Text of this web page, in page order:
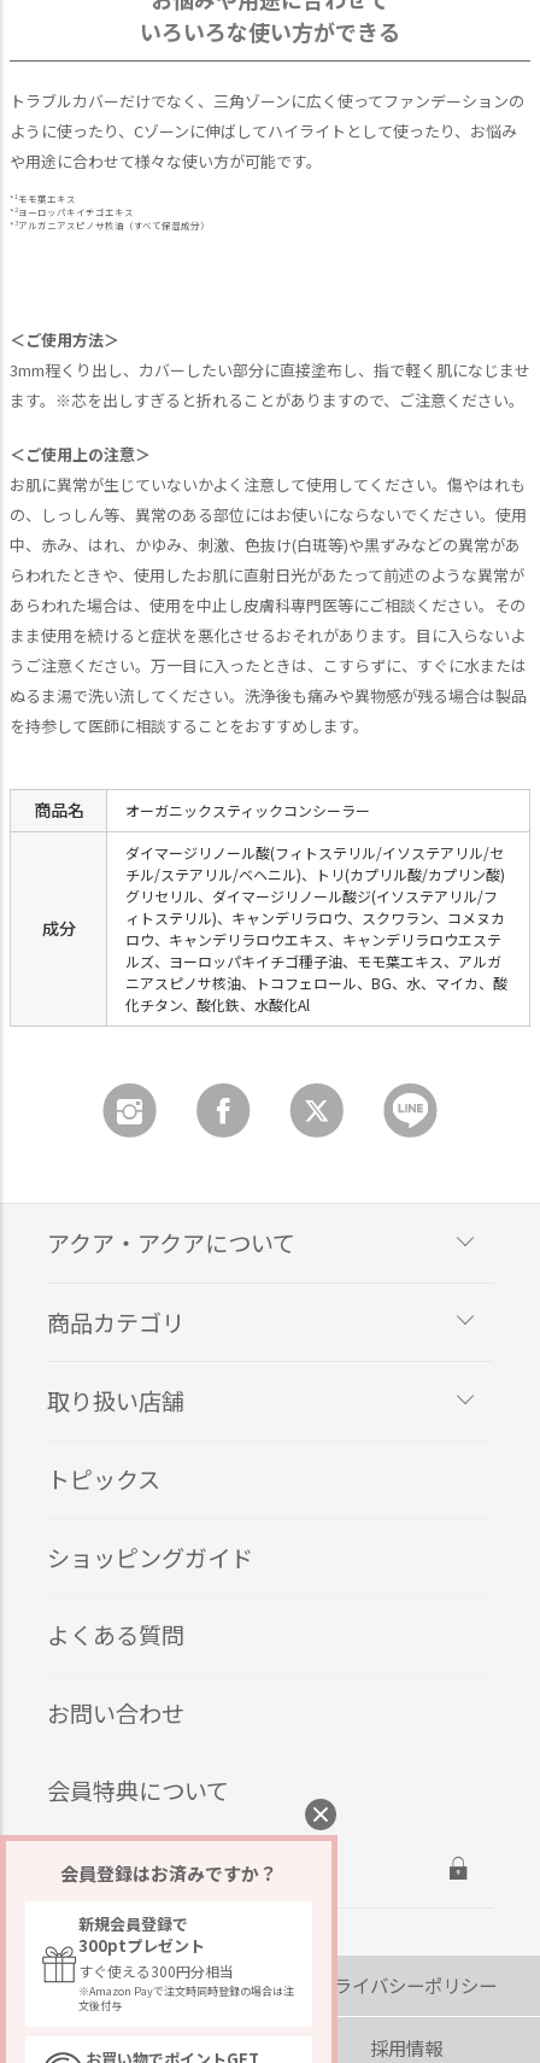
いろいろな使い方ができる
トラブルカバーだけでなく、三角ゾーンに広く使ってファンデーションの
ように使ったり、Cゾーンに伸ばしてハイライトとして使ったり、お悩み
や用途に合わせて様々な使い方が可能です。
*1 モモ葉エキス
*2ヨーロッパキイチゴエキス
* 3アルガニアスピノサ核油（すべて保湿成分）
＜ご使用方法＞
3mm程くり出し、カバーしたい部分に直接塗布し、指で軽く肌になじませ
ます。※芯を出しすぎると折れることがありますので、ご注意ください。
＜ご使用上の注意＞
お肌に異常が生じていないかよく注意して使用してください。傷やはれも
の、しっしん等、異常のある部位にはお使いにならないでください。使用
中、赤み、はれ、かゆみ、刺激、色抜け(白斑等)や黒ずみなどの異常があ
らわれたときや、使用したお肌に直射日光があたって前述のような異常が
あらわれた場合は、使用を中止し皮膚科専門医等にご相談ください。その
まま使用を続けると症状を悪化させるおそれがあります。目に入らないよ
うご注意ください。万一目に入ったときは、こすらずに、すぐに水または
ぬるま湯で洗い流してください。洗浄後も痛みや異物感が残る場合は製品
を持参して医師に相談することをおすすめします。
商品名 オーガニックスティックコンシーラー
成分
ダイマージリノール酸(フィトステリル/イソステアリル/セ
チル/ステアリル/ベヘニル)、トリ(カプリル酸/カプリン酸)
グリセリル、ダイマージリノール酸ジ(イソステアリル/フ
ィトステリル)、キャンデリラロウ、スクワラン、コメヌカ
ロウ、キャンデリラロウエキス、キャンデリラロウエステ
ルズ、ヨーロッパキイチゴ種子油、モモ葉エキス、アルガ
ニアスピノサ核油、トコフェロール、BG、水、マイカ、酸
化チタン、酸化鉄、水酸化Al
アクア・アクアについて
商品カテゴリ
取り扱い店舗
トピックス
ショッピングガイド
よくある質問
お問い合わせ
会員特典について
ログイン
会社概要 プライバシーポリシー
著作権・免責事項 採用情報
会員登録はお済みですか？
新規会員登録で
300ptプレゼント
すぐ使える300円分相当
※Amazon Payで注文時同時登録の場合は注
文後付与